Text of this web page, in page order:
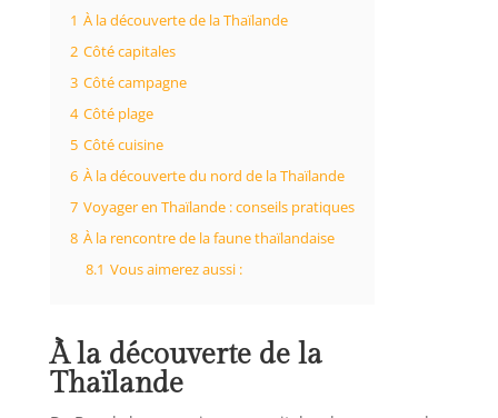
1 À la découverte de la Thaïlande
2 Côté capitales
3 Côté campagne
4 Côté plage
5 Côté cuisine
6 À la découverte du nord de la Thaïlande
7 Voyager en Thaïlande : conseils pratiques
8 À la rencontre de la faune thaïlandaise
8.1 Vous aimerez aussi :
À la découverte de la
Thaïlande